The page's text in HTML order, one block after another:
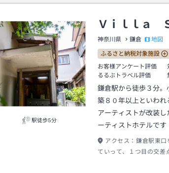
駅徒歩5分
Ｖｉｌｌａ
神奈川県 鎌倉 地図
ふるさと納税対象施設
お客様アンケート評価
るるぶトラベル評価
鎌倉駅から徒歩３分。
築８０年以上といわ
アーティストが改装
ーティストホテルです
アクセス： 鎌倉駅東口
ていって、１つ目の交差